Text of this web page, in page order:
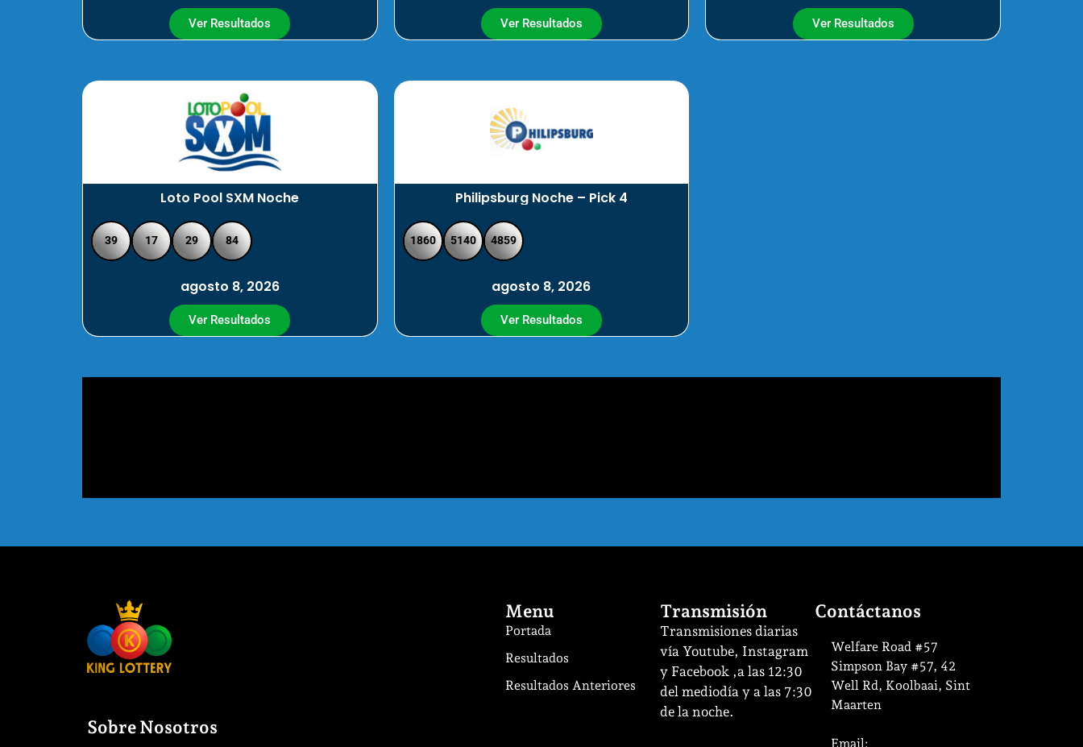
Ver Resultados Ver Resultados Ver Resultados
Loto Pool SXM Noche Philipsburg Noche – Pick 4
39 17 29 84
agosto 8, 2026
1860 5140 4859
agosto 8, 2026
Ver Resultados Ver Resultados
Sobre Nosotros
Menu
Portada
Resultados
Resultados Anteriores
Transmisión
Transmisiones diarias
vía Youtube, Instagram
y Facebook ,a las 12:30
del mediodía y a las 7:30
de la noche.
Contáctanos
Welfare Road #57
Simpson Bay #57, 42
Well Rd, Koolbaai, Sint
Maarten
Email: